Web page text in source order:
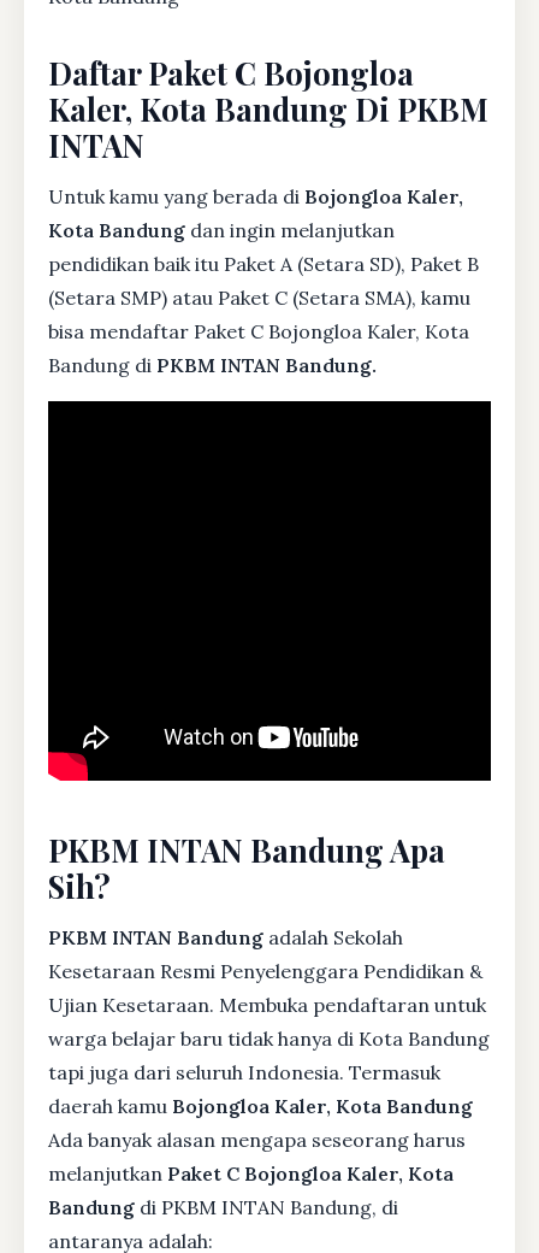
Daftar Paket C Bojongloa
Kaler, Kota Bandung Di PKBM
INTAN
Untuk kamu yang berada di Bojongloa Kaler,
Kota Bandung dan ingin melanjutkan
pendidikan baik itu Paket A (Setara SD), Paket B
(Setara SMP) atau Paket C (Setara SMA), kamu
bisa mendaftar Paket C Bojongloa Kaler, Kota
Bandung di PKBM INTAN Bandung.
PKBM INTAN Bandung Apa
Sih?
PKBM INTAN Bandung adalah Sekolah
Kesetaraan Resmi Penyelenggara Pendidikan &
Ujian Kesetaraan. Membuka pendaftaran untuk
warga belajar baru tidak hanya di Kota Bandung
tapi juga dari seluruh Indonesia. Termasuk
daerah kamu Bojongloa Kaler, Kota Bandung
Ada banyak alasan mengapa seseorang harus
melanjutkan Paket C Bojongloa Kaler, Kota
Bandung di PKBM INTAN Bandung, di
antaranya adalah: